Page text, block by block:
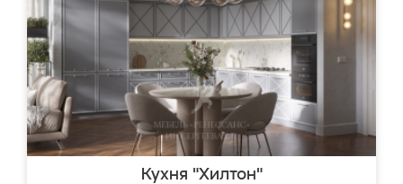
Кухня "Хилтон"